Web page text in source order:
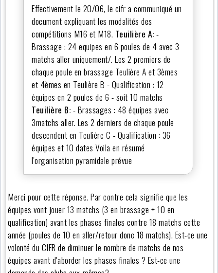
Effectivement le 20/06, le cifr a communiqué un
document expliquant les modalités des
compétitions M16 et M18. Teuilière A:-
Brassage : 24 equipes en 6 poules de 4 avec 3
matchs aller uniquement/. Les 2 premiers de
chaque poule en brassage Teulière A et 3èmes
et 4èmes en Teulière B - Qualification : 12
équipes en 2 poules de 6 - soit 10 matchs
Teuilière B:- Brassages : 48 équipes avec
3matchs aller. Les 2 derniers de chaque poule
descendent en Teulière C - Qualification : 36
équipes et 10 dates Voila en résumé
l'organisation pyramidale prévue
Merci pour cette réponse. Par contre cela signifie que les
équipes vont jouer 13 matchs (3 en brassage + 10 en
qualification) avant les phases finales contre 18 matchs cette
année (poules de 10 en aller/retour donc 18 matchs). Est-ce une
volonté du CIFR de diminuer le nombre de matchs de nos
équipes avant d'aborder les phases finales ? Est-ce une